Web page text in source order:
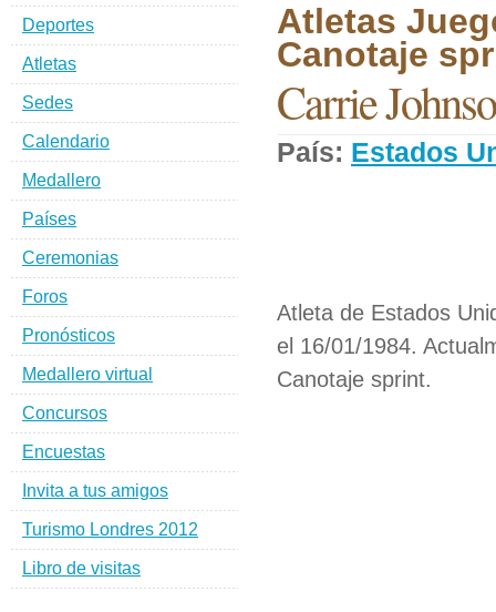
Atletas
Canotaje
Carrie
País: Estados
Atleta de Estados
el 16/01/1984.
Canotaje sprint.
Deportes
Atletas
Sedes
Calendario
Medallero
Países
Ceremonias
Foros
Pronósticos
Medallero virtual
Concursos
Encuestas
Invita a tus amigos
Turismo Londres 2012
Libro de visitas